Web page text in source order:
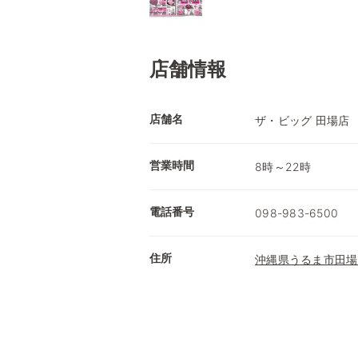
店舗情報
店舗名 ザ・ビッグ 田場店
営業時間 8時～22時
電話番号 098-983-6500
住所 沖縄県うるま市田